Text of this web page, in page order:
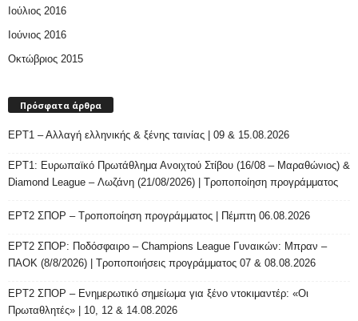
Ιούλιος 2016
Ιούνιος 2016
Οκτώβριος 2015
Πρόσφατα άρθρα
ΕΡΤ1 – Αλλαγή ελληνικής & ξένης ταινίας | 09 & 15.08.2026
ΕΡΤ1: Ευρωπαϊκό Πρωτάθλημα Ανοιχτού Στίβου (16/08 – Μαραθώνιος) &
Diamond League – Λωζάνη (21/08/2026) | Τροποποίηση προγράμματος
ΕΡΤ2 ΣΠΟΡ – Τροποποίηση προγράμματος | Πέμπτη 06.08.2026
ΕΡΤ2 ΣΠΟΡ: Ποδόσφαιρο – Champions League Γυναικών: Μπραν –
ΠΑΟΚ (8/8/2026) | Τροποποιήσεις προγράμματος 07 & 08.08.2026
ΕΡΤ2 ΣΠΟΡ – Ενημερωτικό σημείωμα για ξένο ντοκιμαντέρ: «Οι
Πρωταθλητές» | 10, 12 & 14.08.2026